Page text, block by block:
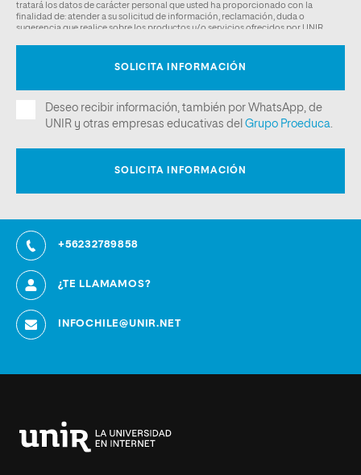
+56232789858
¿TE LLAMAMOS?
INFOCHILE@UNIR.NET